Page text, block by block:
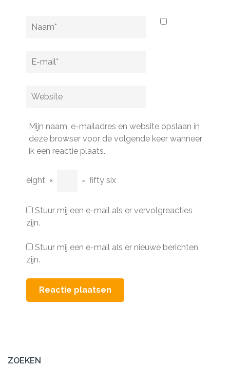
Naam
E-
Website
Mijn naam, e-mailadres en website opslaan in
deze browser voor de volgende keer wanneer
ik een reactie plaats.
eight × = fifty six
Stuur mij een e-mail als er vervolgreacties
zijn.
Stuur mij een e-mail als er nieuwe berichten
zijn.
ZOEKEN